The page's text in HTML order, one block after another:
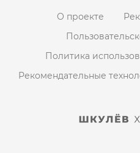
О проекте
Политика
Рекомендательные